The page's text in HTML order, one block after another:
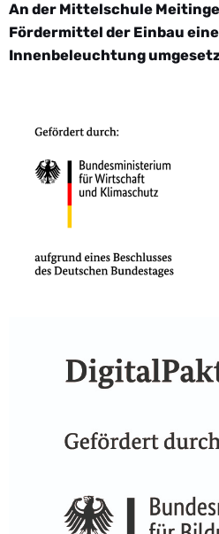
An der Mittelschule
Fördermittel der Einbau
Innenbeleuchtung